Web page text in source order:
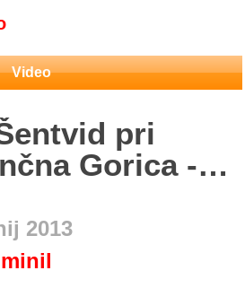
Video
pri
Gorica -
2013